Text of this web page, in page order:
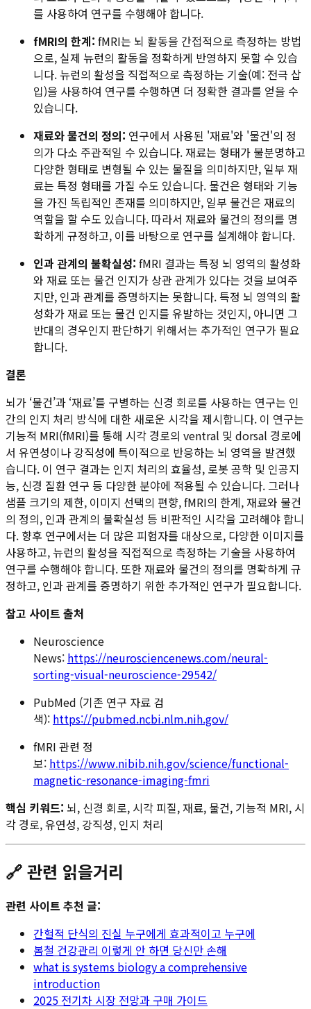
를 사용하여 연구를 수행해야 합니다.
fMRI의 한계: fMRI는 뇌 활동을 간접적으로 측정하는 방법
으로, 실제 뉴런의 활동을 정확하게 반영하지 못할 수 있습
니다. 뉴런의 활성을 직접적으로 측정하는 기술(예: 전극 삽
입)을 사용하여 연구를 수행하면 더 정확한 결과를 얻을 수
있습니다.
재료와 물건의 정의: 연구에서 사용된 '재료'와 '물건'의 정
의가 다소 주관적일 수 있습니다. 재료는 형태가 불분명하고
다양한 형태로 변형될 수 있는 물질을 의미하지만, 일부 재
료는 특정 형태를 가질 수도 있습니다. 물건은 형태와 기능
을 가진 독립적인 존재를 의미하지만, 일부 물건은 재료의
역할을 할 수도 있습니다. 따라서 재료와 물건의 정의를 명
확하게 규정하고, 이를 바탕으로 연구를 설계해야 합니다.
인과 관계의 불확실성: fMRI 결과는 특정 뇌 영역의 활성화
와 재료 또는 물건 인지가 상관 관계가 있다는 것을 보여주
지만, 인과 관계를 증명하지는 못합니다. 특정 뇌 영역의 활
성화가 재료 또는 물건 인지를 유발하는 것인지, 아니면 그
반대의 경우인지 판단하기 위해서는 추가적인 연구가 필요
합니다.
결론
뇌가 ‘물건’과 ‘재료’를 구별하는 신경 회로를 사용하는 연구는 인
간의 인지 처리 방식에 대한 새로운 시각을 제시합니다. 이 연구는
기능적 MRI(fMRI)를 통해 시각 경로의 ventral 및 dorsal 경로에
서 유연성이나 강직성에 특이적으로 반응하는 뇌 영역을 발견했
습니다. 이 연구 결과는 인지 처리의 효율성, 로봇 공학 및 인공지
능, 신경 질환 연구 등 다양한 분야에 적용될 수 있습니다. 그러나
샘플 크기의 제한, 이미지 선택의 편향, fMRI의 한계, 재료와 물건
의 정의, 인과 관계의 불확실성 등 비판적인 시각을 고려해야 합니
다. 향후 연구에서는 더 많은 피험자를 대상으로, 다양한 이미지를
사용하고, 뉴런의 활성을 직접적으로 측정하는 기술을 사용하여
연구를 수행해야 합니다. 또한 재료와 물건의 정의를 명확하게 규
정하고, 인과 관계를 증명하기 위한 추가적인 연구가 필요합니다.
참고 사이트 출처
Neuroscience
News: https://neurosciencenews.com/neural-
sorting-visual-neuroscience-29542/
PubMed (기존 연구 자료 검
색): https://pubmed.ncbi.nlm.nih.gov/
fMRI 관련 정
보: https://www.nibib.nih.gov/science/functional-
magnetic-resonance-imaging-fmri
핵심 키워드: 뇌, 신경 회로, 시각 피질, 재료, 물건, 기능적 MRI, 시
각 경로, 유연성, 강직성, 인지 처리
🔗 관련 읽을거리
관련 사이트 추천 글:
간헐적 단식의 진실 누구에게 효과적이고 누구에
봄철 건강관리 이렇게 안 하면 당신만 손해
what is systems biology a comprehensive
introduction
2025 전기차 시장 전망과 구매 가이드